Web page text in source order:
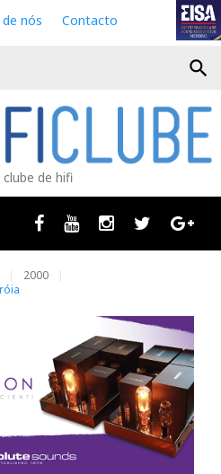
nós Contacto
search
de hifi
Facebook
Youtube InstagramTwitter
2000